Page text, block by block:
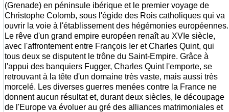
(Grenade) en péninsule ibérique et le premier voyage de
Christophe Colomb, sous l'égide des Rois catholiques qui va
ouvrir la voie à l'établissement des hégémonies européennes.
Le rêve d'un grand empire européen renaît au XVIe siècle,
avec l'affrontement entre François Ier et Charles Quint, qui
tous deux se disputent le trône du Saint-Empire. Grâce à
l'appui des banquiers Fugger, Charles Quint l'emporte, se
retrouvant à la tête d'un domaine très vaste, mais aussi très
morcelé. Les diverses guerres menées contre la France ne
donnent aucun résultat et, durant deux siècles, le découpage
de l'Europe va évoluer au gré des alliances matrimoniales et